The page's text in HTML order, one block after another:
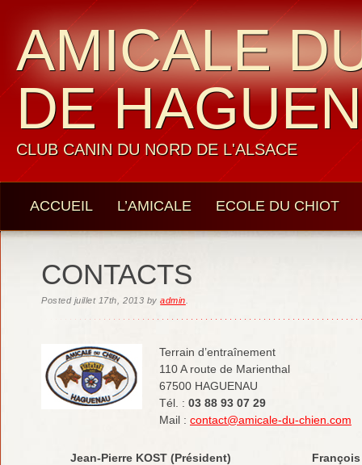
AMICALE
DE
CLUB CANIN DU NORD DE L'ALSACE
ACCUEIL L’AMICALE ECOLE DU CHIOT
CONTACTS
Posted juillet 17th, 2013 byadmin
Terrain d’entraînement
110 A route de Marienthal
67500 HAGUENAU
Tél. : 03 88 93 07 29
Mail : contact@amicale-du-chien.com
Jean-Pierre KOST (Président)
François